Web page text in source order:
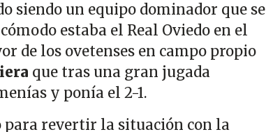
siendo un equipo dominador que se
estaba el Real Oviedo en el
de los ovetenses en campo propio
que tras una gran jugada
y ponía el 2-1.
revertir la situación con la